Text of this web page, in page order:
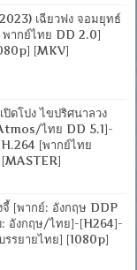
เฉียวฟง จอมยุทธ์
พากย์ไทย DD 2.0]
[MKV]
ดโปง ไขปริศนาลวง
ไทย DD 5.1]-
[พากย์ไทย
[พากย์: อังกฤษ DDP
อังกฤษ/ไทย]-[H264]-
รยายไทย] [1080p]